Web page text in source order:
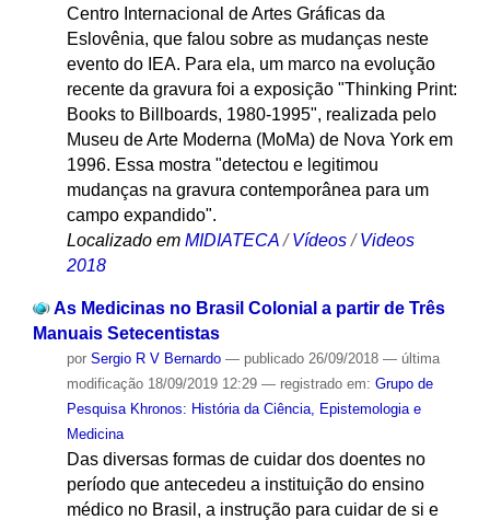
Centro Internacional de Artes Gráficas da
Eslovênia, que falou sobre as mudanças neste
evento do IEA. Para ela, um marco na evolução
recente da gravura foi a exposição "Thinking Print:
Books to Billboards, 1980-1995", realizada pelo
Museu de Arte Moderna (MoMa) de Nova York em
1996. Essa mostra "detectou e legitimou
mudanças na gravura contemporânea para um
campo expandido".
Localizado em MIDIATECA /Vídeos /Videos
2018
As Medicinas no Brasil Colonial a partir de Três
Manuais Setecentistas
por Sergio R V Bernardo — publicado26/09/2018 — última
modificação18/09/2019 12:29 — registrado em: Grupo de
Pesquisa Khronos: História da Ciência, Epistemologia e
Medicina
Das diversas formas de cuidar dos doentes no
período que antecedeu a instituição do ensino
médico no Brasil, a instrução para cuidar de si e